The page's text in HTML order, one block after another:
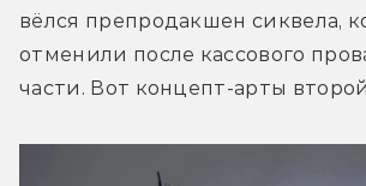
вёлся препродакшен сиквела,
отменили после кассового
части. Вот концепт-арты